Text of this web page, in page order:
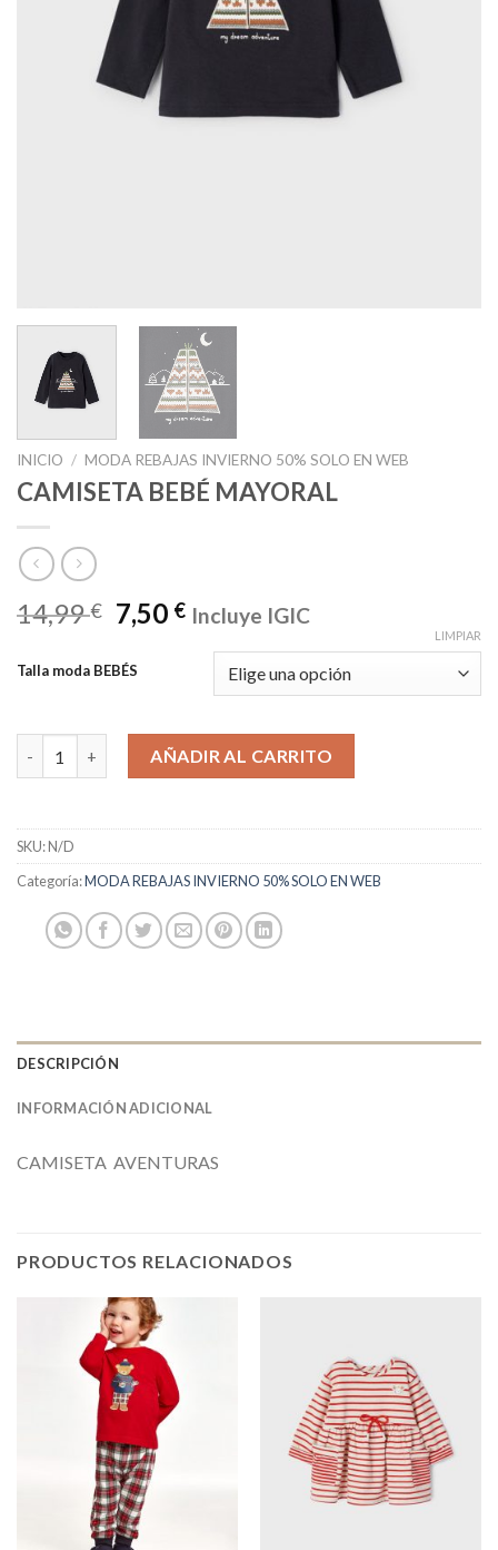
INICIO / MODA REBAJAS INVIERNO 50% SOLO EN WEB
CAMISETA BEBÉ MAYORAL
14,99€ 7,50 € Incluye IGIC
Talla moda BEBÉS
LIMPIAR
CAMISETA BEBÉ MAYORAL cantidad
AÑADIR AL CARRITO
SKU:N/D
Categoría:MODA REBAJAS INVIERNO 50% SOLO EN WEB
DESCRIPCIÓN
INFORMACIÓN ADICIONAL
CAMISETA AVENTURAS
PRODUCTOS RELACIONADOS